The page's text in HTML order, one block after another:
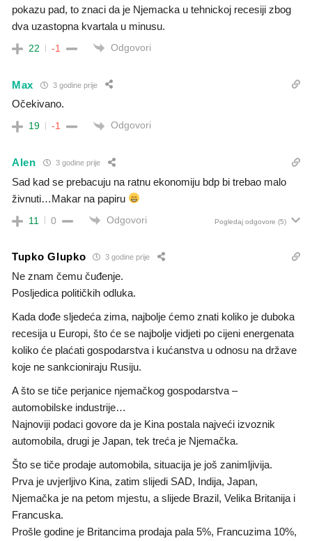
pokazu pad, to znaci da je Njemacka u tehnickoj recesiji zbog
dva uzastopna kvartala u minusu.
22 -1 Odgovori
Max 3 godine prije
Očekivano.
19 -1 Odgovori
Alen 3 godine prije
Sad kad se prebacuju na ratnu ekonomiju bdp bi trebao malo
živnuti…Makar na papiru
11 0 Odgovori Pogledaj odgovore (5)
Tupko Glupko 3 godine prije
Ne znam čemu čuđenje.
Posljedica političkih odluka.
Kada dođe sljedeća zima, najbolje ćemo znati koliko je duboka
recesija u Europi, što će se najbolje vidjeti po cijeni energenata
koliko će plaćati gospodarstva i kućanstva u odnosu na države
koje ne sankcioniraju Rusiju.
A što se tiče perjanice njemačkog gospodarstva –
automobilske industrije…
Najnoviji podaci govore da je Kina postala najveći izvoznik
automobila, drugi je Japan, tek treća je Njemačka.
Što se tiče prodaje automobila, situacija je još zanimljivija.
Prva je uvjerljivo Kina, zatim slijedi SAD, Indija, Japan,
Njemačka je na petom mjestu, a slijede Brazil, Velika Britanija i
Francuska.
Prošle godine je Britancima prodaja pala 5%, Francuzima 10%,